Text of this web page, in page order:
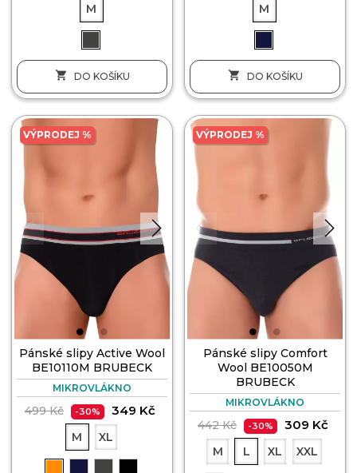
M
 DO KOŠÍKU
M
 DO KOŠÍKU
VÝPRODEJ %
Pánské slipy Active Wool
BE10110M BRUBECK
MIKROVLÁKNO
499 Kč -30% 349 Kč
M XL
VÝPRODEJ %
Pánské slipy Comfort
Wool BE10050M
BRUBECK
MIKROVLÁKNO
442 Kč -30% 309 Kč
M L XL XXL